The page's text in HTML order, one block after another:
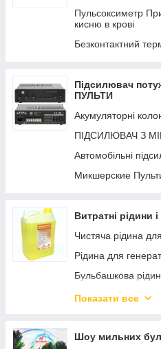
Пульсоксиметр
кисню в крові
Безконтактний
Підсилювач
ПУЛЬТИ
Акумуляторні
ПІДСИЛЮВАЧ З
Автомобільні
Микшерские
Витратні рідини
Чистяча рідина
Рідина для
Бульбашкова
Показати все
Шоу мильних